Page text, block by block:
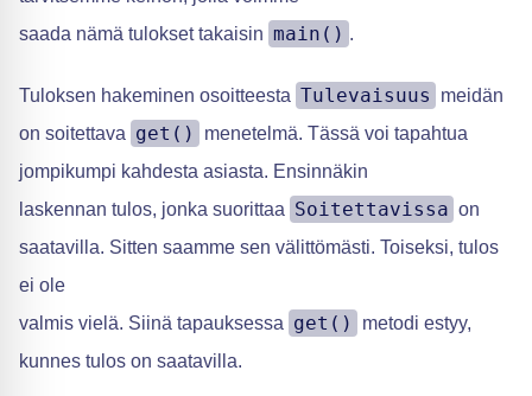
saada nämä tulokset takaisin main() .
Tuloksen hakeminen osoitteesta Tulevaisuus
meidän
on soitettava get()
menetelmä. Tässä voi tapahtua
jompikumpi kahdesta asiasta. Ensinnäkin
laskennan tulos, jonka suorittaa Soitettavissa on
saatavilla. Sitten saamme sen välittömästi. Toiseksi, tulos
ei ole
valmis vielä. Siinä tapauksessa get()
metodi estyy,
kunnes tulos on saatavilla.